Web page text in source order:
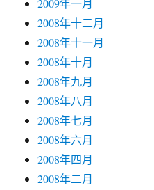
2009年一月
2008年十二月
2008年十一月
2008年十月
2008年九月
2008年八月
2008年七月
2008年六月
2008年四月
2008年二月